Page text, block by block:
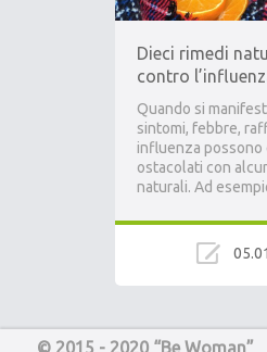
Dieci rimedi
contro
Quando si
sintomi, febbre,
influenza possono
ostacolati con
naturali. Ad
© 2015 - 2020 “Be Woman”